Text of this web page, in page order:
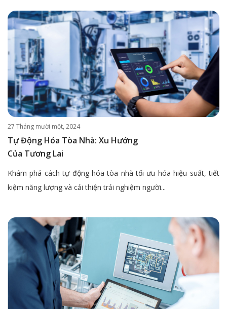
27 Tháng mười một, 2024
Tự Động Hóa Tòa Nhà: Xu Hướng
Của Tương Lai
Khám phá cách tự động hóa tòa nhà tối ưu hóa hiệu suất, tiết
kiệm năng lượng và cải thiện trải nghiệm người...